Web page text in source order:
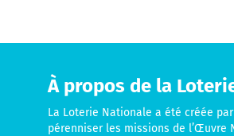
À propos de la
La Loterie Nationale a été créée
pérenniser les missions de l’Œuvre